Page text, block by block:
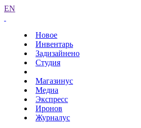
EN
Новое
Инвентарь
Задизайнено
Студия
Магазинус
Медиа
Экспресс
Иронов
Журналус